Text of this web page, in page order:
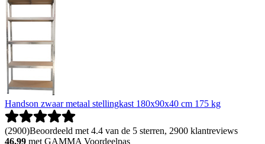
Handson zwaar metaal stellingkast 180x90x40 cm 175 kg
(2900)Beoordeeld met 4.4 van de 5 sterren, 2900 klantreviews
46.99 met GAMMA Voordeelpas